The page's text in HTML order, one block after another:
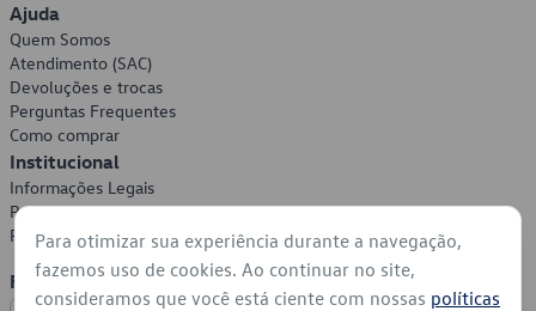
Ajuda
Quem Somos
Atendimento (SAC)
Devoluções e trocas
Perguntas Frequentes
Como comprar
Institucional
Informações Legais
Política de Privacidade
Política de Cookies
Formas de Pagamento
Para otimizar sua experiência durante a navegação,
fazemos uso de cookies. Ao continuar no site,
consideramos que você está ciente com nossas políticas